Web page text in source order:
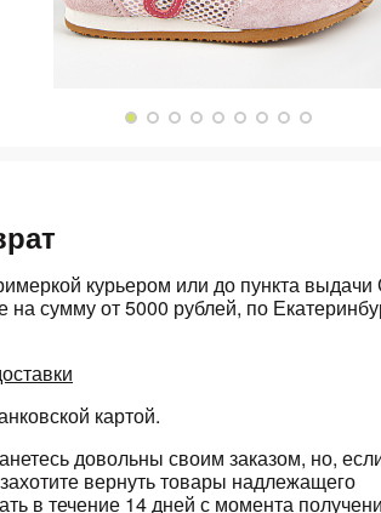
курьером или до пункта
на сумму от 5000 рублей, по
картой.
довольны своим заказом, но,
вернуть товары надлежащего
в течение 14 дней с момента
25%
25%
с